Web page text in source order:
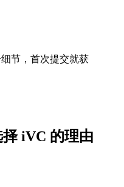
节，首次提交就获
iVC 的理由